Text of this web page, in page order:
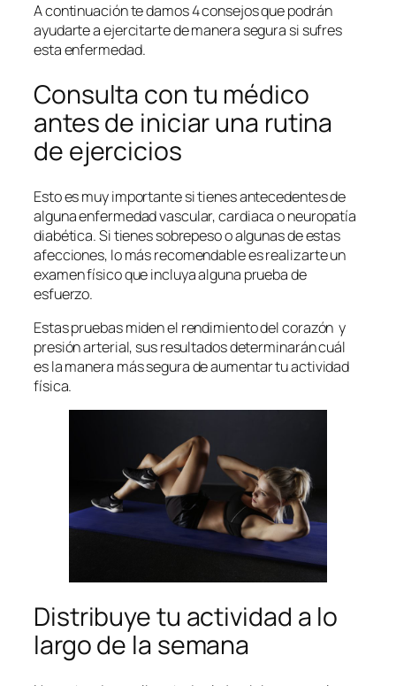
A continuación te damos 4 consejos que podrán
ayudarte a ejercitarte de manera segura si sufres
esta enfermedad.
Consulta con tu médico
antes de iniciar una rutina
de ejercicios
Esto es muy importante si tienes antecedentes de
alguna enfermedad vascular, cardiaca o neuropatía
diabética. Si tienes sobrepeso o algunas de estas
afecciones, lo más recomendable es realizarte un
examen físico que incluya alguna prueba de
esfuerzo.
Estas pruebas miden el rendimiento del corazón y
presión arterial, sus resultados determinarán cuál
es la manera más segura de aumentar tu actividad
física.
Distribuye tu actividad a lo
largo de la semana